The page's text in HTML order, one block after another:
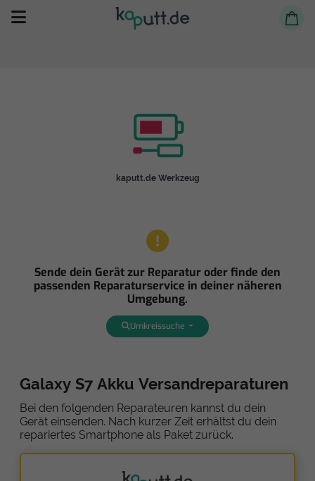
Selbst reparieren
kaputt.de Werkzeug
Sende dein Gerät zur Reparatur oder finde den
passenden Reparaturservice in deiner näheren
Umgebung.
Umkreissuche
Galaxy S7 Akku Versandreparaturen
Bei den folgenden Reparateuren kannst du dein
Gerät einsenden. Nach kurzer Zeit erhältst du dein
repariertes Smartphone als Paket zurück.